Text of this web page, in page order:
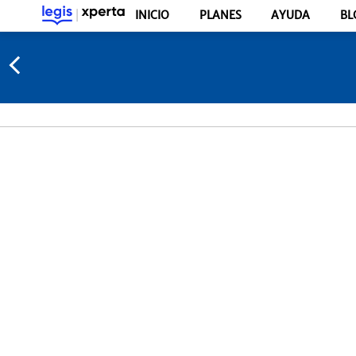
INICIO PLANES AYUDA